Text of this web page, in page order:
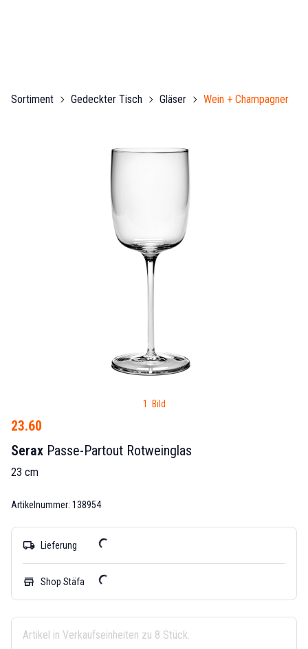
Sortiment Gedeckter Tisch Gläser Wein + Champagner
1 Bild
23.60
Serax Passe-Partout Rotweinglas
23 cm
Artikelnummer: 138954
local_shipping Lieferung
store Shop Stäfa
Artikel in Verkaufseinheiten zu 8 Stück.